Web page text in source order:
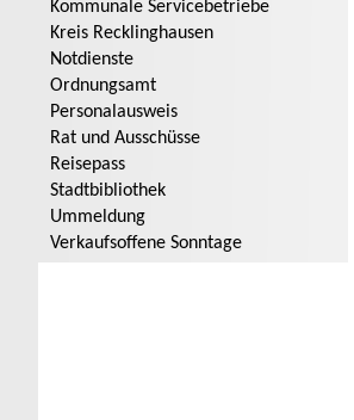
Kommunale Servicebetriebe
Kreis Recklinghausen
Notdienste
Ordnungsamt
Personalausweis
Rat und Ausschüsse
Reisepass
Stadtbibliothek
Ummeldung
Verkaufsoffene Sonntage